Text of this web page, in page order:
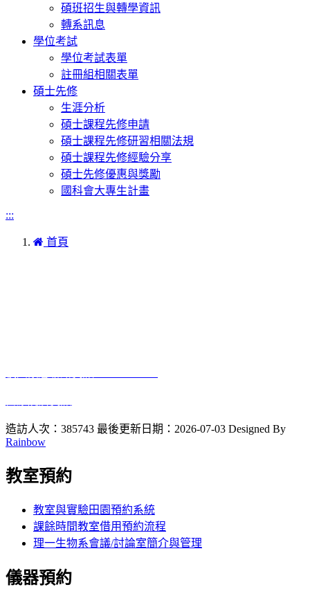
碩班招生與轉學資訊
轉系訊息
學位考試
學位考試表單
註冊組相關表單
碩士先修
生涯分析
碩士課程先修申請
碩士課程先修研習相關法規
碩士課程先修經驗分享
碩士先修優惠與獎勵
國科會大專生計畫
:::
首頁
造訪人次：385743 最後更新日期：2026-07-03 Designed By
Rainbow
教室預約
教室與實驗田園預約系統
課餘時間教室借用預約流程
理一生物系會議/討論室簡介與管理
儀器預約